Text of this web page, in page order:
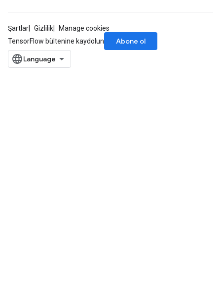
Şartlar Gizlilik
Manage cookies
TensorFlow bültenine kaydolun
Abone ol